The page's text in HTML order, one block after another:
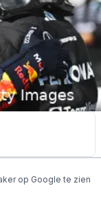
op Google te zien